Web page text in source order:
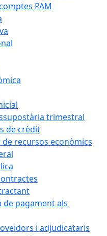
PAM
trimestral
de crèdit
de recursos econòmics
de pagament als
i adjudicataris